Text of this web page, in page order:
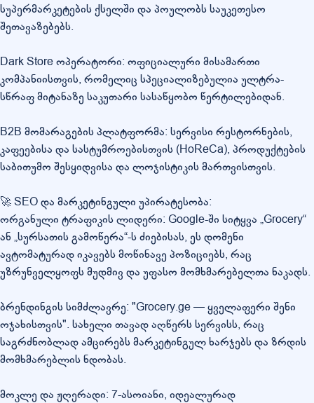
სუპერმარკეტების ქსელში და პოულობს საუკეთესო
შეთავაზებებს.
Dark Store ოპერატორი: ოფიციალური მისამართი
კომპანიისთვის, რომელიც სპეციალიზებულია ულტრა-
სწრაფ მიტანაზე საკუთარი სასაწყობო წერტილებიდან.
B2B მომარაგების პლატფორმა: სერვისი რესტორნების,
კაფეებისა და სასტუმროებისთვის (HoReCa), პროდუქტების
საბითუმო შესყიდვისა და ლოჯისტიკის მართვისთვის.
🚀 SEO და მარკეტინგული უპირატესობა:
ორგანული ტრაფიკის ლიდერი: Google-ში სიტყვა „Grocery“
ან „სურსათის გამოწერა“-ს ძიებისას, ეს დომენი
ავტომატურად იკავებს მოწინავე პოზიციებს, რაც
უზრუნველყოფს მუდმივ და უფასო მომხმარებელთა ნაკადს.
ბრენდინგის სიმძლავრე: "Grocery.ge — ყველაფერი შენი
ოჯახისთვის". სახელი თავად აღწერს სერვისს, რაც
საგრძნობლად ამცირებს მარკეტინგულ ხარჯებს და ზრდის
მომხმარებლის ნდობას.
მოკლე და ჟღერადი: 7-ასოიანი, იდეალურად